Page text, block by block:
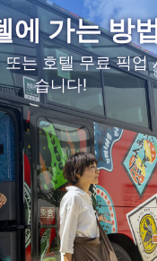
에 가는 방
는 호텔 무료 픽업
습니다!